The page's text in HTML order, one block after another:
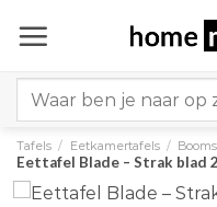
naar
for:
Tafels / Eetkamertafels /
Eettafel Blade – Strak blad